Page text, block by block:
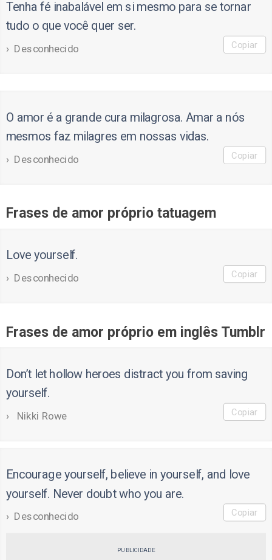
Tenha fé inabalável em si mesmo para se tornar
tudo o que você quer ser.
Desconhecido Copiar
O amor é a grande cura milagrosa. Amar a nós
mesmos faz milagres em nossas vidas.
Desconhecido Copiar
Frases de amor próprio tatuagem
Love yourself.
Desconhecido Copiar
Frases de amor próprio em inglês Tumblr
Don’t let hollow heroes distract you from saving
yourself.
Nikki Rowe Copiar
Encourage yourself, believe in yourself, and love
yourself. Never doubt who you are.
Desconhecido Copiar
PUBLICIDADE